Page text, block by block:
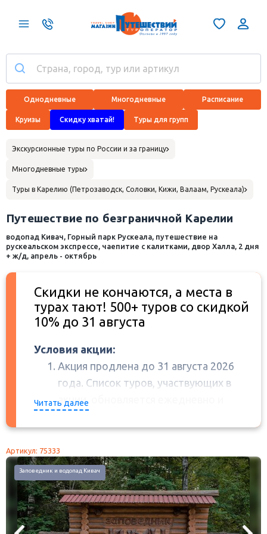
Однодневные Многодневные Расписание
Круизы Скидку хватай! Туры для групп
Экскурсионные туры по России и за границу
Многодневные туры
Туры в Карелию (Петрозаводск, Соловки, Кижи, Валаам, Рускеала)
Путешествие по безграничной Карелии
водопад Кивач, Горный парк Рускеала, путешествие на
рускеальском экспрессе, чаепитие с калитками, двор Халла, 2 дня
+ ж/д, апрель - октябрь
Скидки не кончаются, а места в
турах тают! 500+ туров со скидкой
10% до 31 августа
Условия акции:
Акция продлена до 31 августа 2026
года. Список туров, участвующих в
акции, обновляется ежедневно и
сокращения.
Цены в прайс-листах программ туров
указаны без учета скидок, скидки
применяются автоматически при
бронировании.
Скидки по дисконтным картам,
Читать далее
Артикул: 75333
Заповедник и водопад Кивач